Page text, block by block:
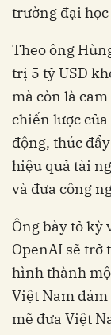
trường đại
Theo ông
trị 5 tỷ USD
mà còn là
chiến lược
động, thúc
hiệu quả tài
và đưa công
Ông bày tỏ kỳ
OpenAI sẽ trở
hình thành
Việt Nam
mẽ đưa Việt